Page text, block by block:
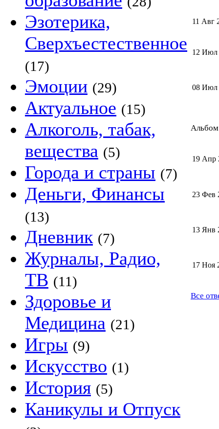
Эзотерика,
Сверхъестественное
(17)
Эмоции (29)
Актуальное (15)
Алкоголь, табак,
вещества (5)
Города и страны (7)
Деньги, Финансы
(13)
Дневник (7)
Журналы, Радио,
ТВ (11)
Здоровье и
Медицина (21)
Игры (9)
Искусство (1)
История (5)
Каникулы и Отпуск
11 Авг
12 Июл
08 Июл
Альбом
19 Апр
23 Фев
13 Янв
17 Ноя
Все